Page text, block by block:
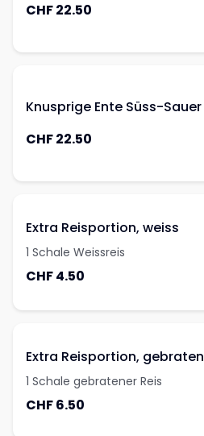
CHF 22.50
Knusprige Ente Süss-Sauer
CHF 22.50
Extra Reisportion, weiss
1 Schale Weissreis
CHF 4.50
Extra Reisportion, gebraten
1 Schale gebratener Reis
CHF 6.50